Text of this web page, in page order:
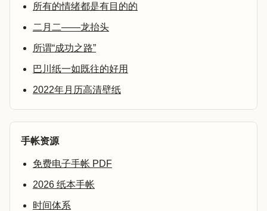
所有的情绪都是有目的的
二月二——龙抬头
所谓“成功之路”
巴川纸一如既往的好用
2022年月历高清壁纸
手帐资源
免费电子手帐 PDF
2026 纸本手帐
时间体系